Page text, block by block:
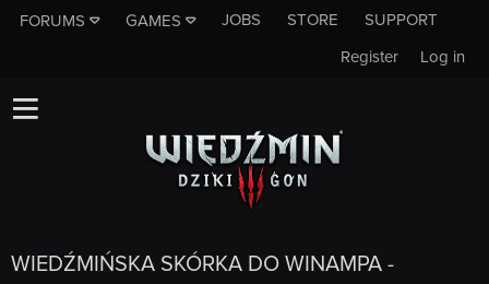
FORUMS GAMES JOBS STORE
SUPPORT
Log in
Register
WIEDŹMIŃSKA SKÓRKA DO WINAMPA -